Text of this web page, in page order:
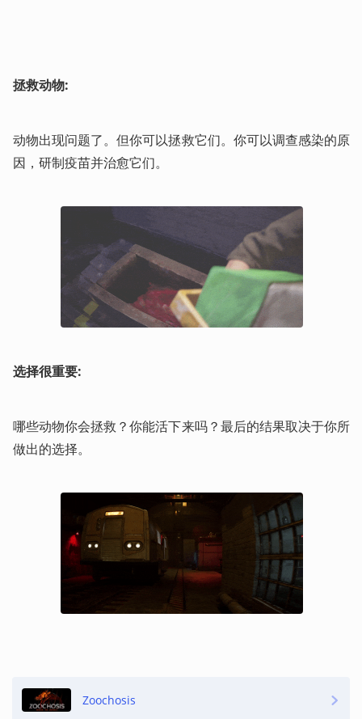
拯救动物:
动物出现问题了。但你可以拯救它们。你可以调查感染的原
因，研制疫苗并治愈它们。
选择很重要:
哪些动物你会拯救？你能活下来吗？最后的结果取决于你所
做出的选择。
Zoochosis